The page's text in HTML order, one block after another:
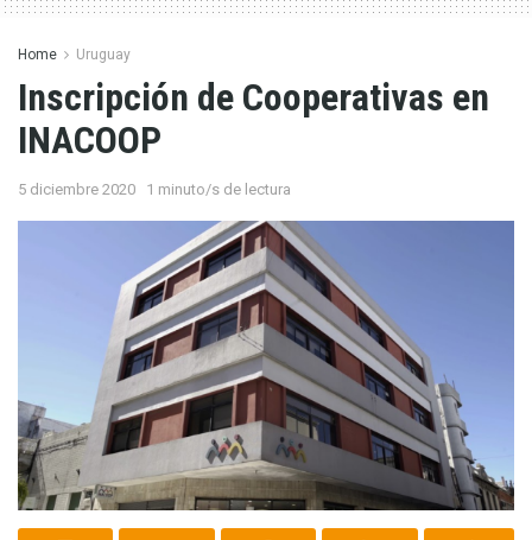
Home Uruguay
Inscripción de Cooperativas en
INACOOP
5 diciembre 2020 1 minuto/s de lectura